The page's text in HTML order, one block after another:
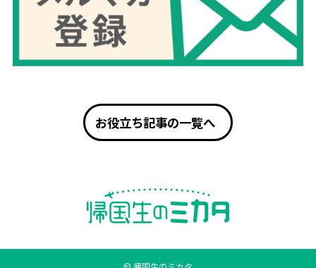
お役立ち記事の一覧へ